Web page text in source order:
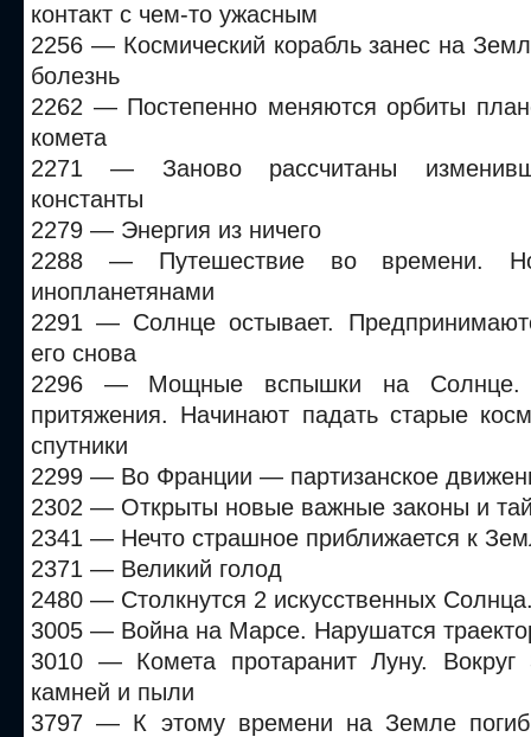
контакт с чем-то ужасным
2256 — Космический корабль занес на
болезнь
2262 — Постепенно меняются орбиты
комета
2271 — Заново рассчитаны
константы
2279 — Энергия из ничего
2288 — Путешествие во времени.
инопланетянами
2291 — Солнце остывает.
его снова
2296 — Мощные вспышки на Солнце.
притяжения. Начинают падать старые
спутники
2299 — Во Франции — партизанское
2302 — Открыты новые важные законы и
2341 — Нечто страшное приближается к
2371 — Великий голод
2480 — Столкнутся 2 искусственных
3005 — Война на Марсе. Нарушатся
3010 — Комета протаранит Луну.
камней и пыли
3797 — К этому времени на Земле